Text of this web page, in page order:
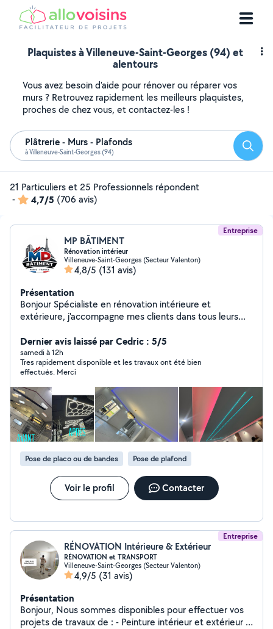
Plaquistes à Villeneuve-Saint-Georges (94) et
alentours
Vous avez besoin d'aide pour rénover ou réparer vos
murs ? Retrouvez rapidement les meilleurs plaquistes,
proches de chez vous, et contactez-les !
Plâtrerie - Murs - Plafonds
à Villeneuve-Saint-Georges (94)
21 Particuliers et 25 Professionnels répondent
-
4,7/5 (706 avis)
Entreprise
MP BÂTIMENT
Rénovation intérieur
Villeneuve-Saint-Georges (Secteur Valenton)
4,8/5 (131 avis)
Présentation
Bonjour Spécialiste en rénovation intérieure et
extérieure, j'accompagne mes clients dans tous leurs
d'expérience dans le bâtiment, je maîtrise parfaitement
mon métier et propose des solutions sur mesure pour
transformer et valoriser chaque espace. Peinture,
enduits, placo, parquet, carrelage, électricité
,plomberie, lino, et bien plus encore : mon équipe de
professionnels ponctuels et qualifiés est à votre service
pour tous vos travaux. N'hésitez pas à nous contacter
pour plus d'informations. Au plaisir de concrétiser vos
projets ! Shahzad et mon équipe.
Dernier avis laissé par Cedric : 5/5
samedi à 12h
Tres rapidement disponible et les travaux ont été bien
effectués. Merci
Pose de placo ou de bandes Pose de plafond
Voir le profil Contacter
Entreprise
RÉNOVATION Intérieure & Extérieur
RÉNOVATION et TRANSPORT
Villeneuve-Saint-Georges (Secteur Valenton)
4,9/5 (31 avis)
Présentation
Bonjour, Nous sommes disponibles pour effectuer vos
projets de travaux de : - Peinture intérieur et extérieur -